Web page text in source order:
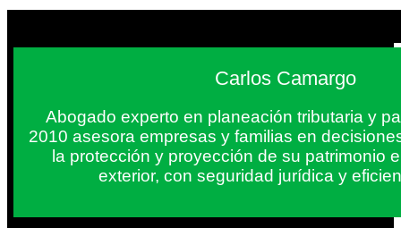
Carlos Camargo
Abogado experto en planeación tributaria y
2010 asesora empresas y familias en
la protección y proyección de su patrimonio
exterior, con seguridad jurídica y